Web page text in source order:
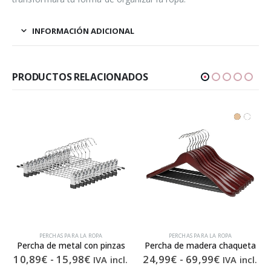
INFORMACIÓN ADICIONAL
PRODUCTOS RELACIONADOS
PERCHAS PARA LA ROPA
Percha de metal con pinzas
10,89€ - 15,98€Rango
IVA incl.
PERCHAS PARA LA ROPA
Percha de madera chaqueta
24,99€ - 69,99€Rango
IVA incl.